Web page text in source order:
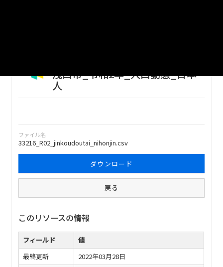
浅口市_令和2年_人口動態_日本
人
ファイル名
33216_R02_jinkoudoutai_nihonjin.csv
ダウンロード
戻る
このリソースの情報
フィールド
値
最終更新
2022年03月28日